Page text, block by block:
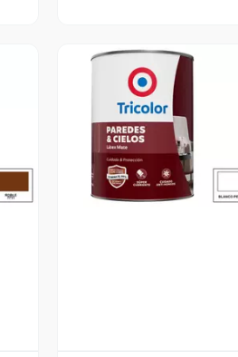
Vista Previa